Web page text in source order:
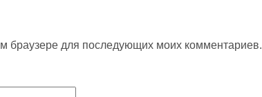
браузере для последующих моих комментариев.